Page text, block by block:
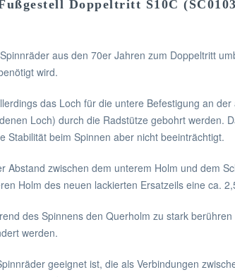
Doppeltritt S10C
aus den 70er Jahren zum Doppeltritt
wird.
das Loch für die untere Befestigung an
Loch) durch die Radstütze gebohrt werden.
Stabilität beim Spinnen aber nicht beeinträchtigt.
Abstand zwischen dem unterem Holm und dem
Holm des neuen lackierten Ersatzeils eine ca.
des Spinnens den Querholm zu stark
werden.
geeignet ist, die als Verbindungen